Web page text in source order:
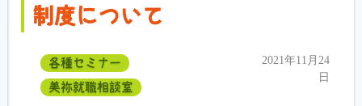
地域連携事業
制度について
各種セミナー
美祢就職相談室
2021年11月24
日